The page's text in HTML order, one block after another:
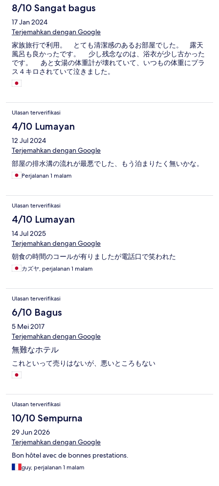
8/10 Sangat bagus
17 Jan 2024
Terjemahkan dengan Google
家族旅行で利用。 とても清潔感のあるお部屋でした。 露天
風呂も良かったです。 少し残念なのは、浴衣が少し古かった
です。 あと女湯の体重計が壊れていて、いつもの体重にプラ
ス４キロされていて泣きました。
Ulasan terverifikasi
4/10 Lumayan
12 Jul 2024
Terjemahkan dengan Google
部屋の排水溝の流れが最悪でした、もう泊まりたく無いかな。
Perjalanan 1 malam
Ulasan terverifikasi
4/10 Lumayan
14 Jul 2025
Terjemahkan dengan Google
朝食の時間のコールが有りましたが電話口で笑われた
カズヤ, perjalanan 1 malam
Ulasan terverifikasi
6/10 Bagus
5 Mei 2017
Terjemahkan dengan Google
無難なホテル
これといって売りはないが、悪いところもない
Ulasan terverifikasi
10/10 Sempurna
29 Jun 2026
Terjemahkan dengan Google
Bon hôtel avec de bonnes prestations.
guy, perjalanan 1 malam